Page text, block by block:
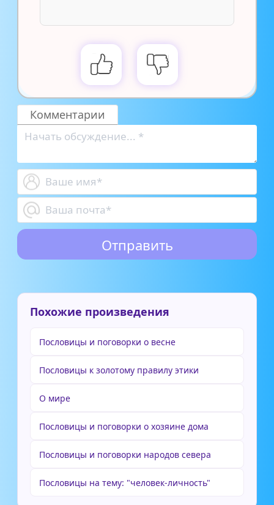
Комментарии
Похожие произведения
Пословицы и поговорки о весне
Пословицы к золотому правилу этики
О мире
Пословицы и поговорки о хозяине дома
Пословицы и поговорки народов севера
Пословицы на тему: "человек-личность"